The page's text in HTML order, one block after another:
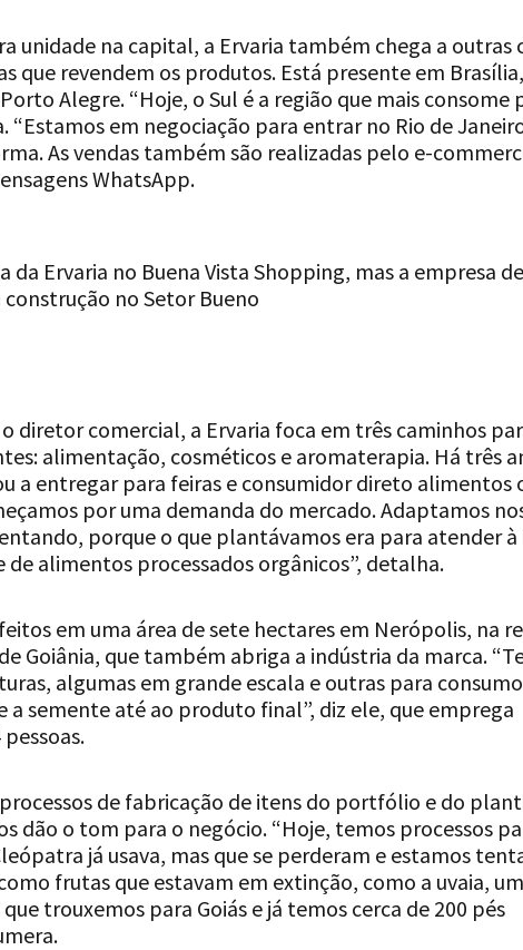
unidade na capital, a Ervaria também chega a outras
que revendem os produtos. Está presente em
Alegre. “Hoje, o Sul é a região que mais consome
“Estamos em negociação para entrar no Rio de
As vendas também são realizadas pelo e-
WhatsApp.
da Ervaria no Buena Vista Shopping, mas a empresa
no Setor Bueno
diretor comercial, a Ervaria foca em três caminhos
alimentação, cosméticos e aromaterapia. Há três
a entregar para feiras e consumidor direto alimentos
por uma demanda do mercado. Adaptamos
porque o que plantávamos era para atender
de alimentos processados orgânicos”, detalha.
em uma área de sete hectares em Nerópolis, na
Goiânia, que também abriga a indústria da marca.
algumas em grande escala e outras para
a semente até ao produto final”, diz ele, que emprega
de fabricação de itens do portfólio e do
dão o tom para o negócio. “Hoje, temos processos
já usava, mas que se perderam e estamos
frutas que estavam em extinção, como a uvaia,
trouxemos para Goiás e já temos cerca de 200 pés